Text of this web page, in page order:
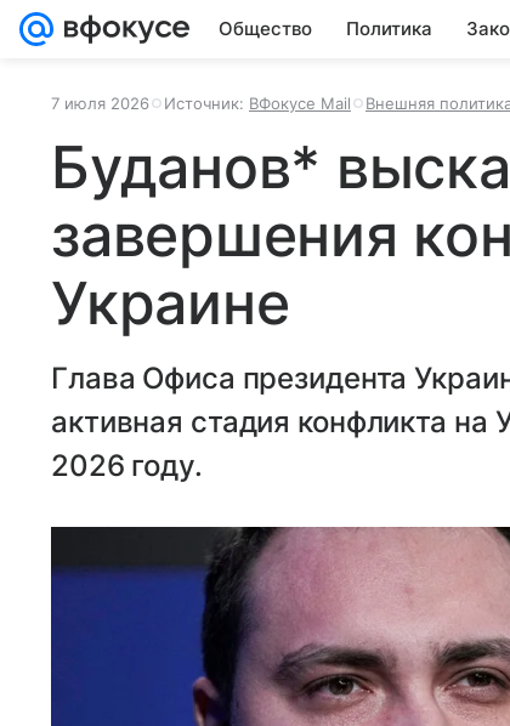
Общество Политика
7 июля 2026 Источник: ВФокусе Mail Внешняя
Буданов*
завершения
Украине
Глава Офиса президента
активная стадия конфликта
2026 году.